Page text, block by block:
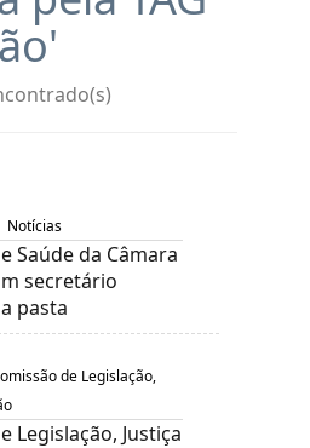
Notícias
Saúde da Câmara
secretário
pasta
de Legislação,
Legislação, Justiça